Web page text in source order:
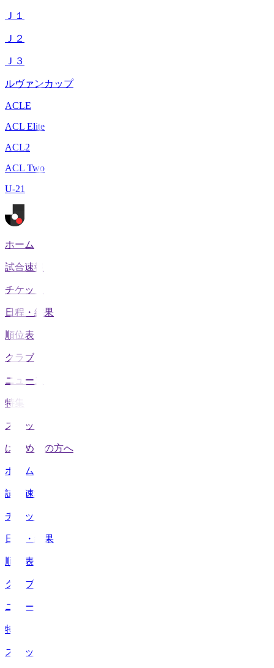
Ｊ１
Ｊ２
Ｊ３
ルヴァンカップ
ACLE
ACL Elite
ACL2
ACL Two
U-21
ホーム
試合速報
チケット
日程・結果
順位表
クラブ
ニュース
特集
スタッツ
はじめての方へ
ホーム
試合速報
チケット
日程・結果
順位表
クラブ
ニュース
特集
スタッツ